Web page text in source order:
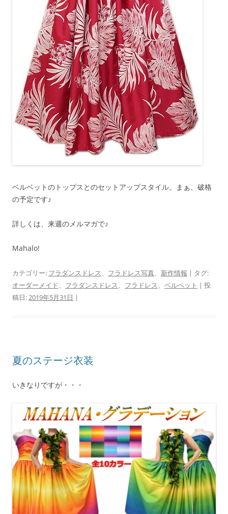
ベルベットのトップスとのセットアップスタイル。まぁ、破格
の予定です♪
詳しくは、来週のメルマガで♪
Mahalo!
カテゴリー: フラダンスドレス、 フラドレス写真、 新作情報 | タグ:
オーダーメイド、 フラダンスドレス、 フラドレス、 ベルベット | 投
稿日:2019年5月31日 |
夏のステージ衣装
いきなりですが・・・